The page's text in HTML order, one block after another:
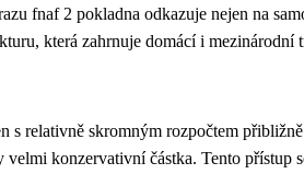
fnaf 2 pokladna odkazuje nejen na
která zahrnuje domácí i mezinárodní
s relativně skromným rozpočtem
velmi konzervativní částka. Tento přístup